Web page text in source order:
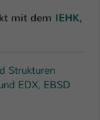
mit dem IEHK,
Strukturen
EDX, EBSD